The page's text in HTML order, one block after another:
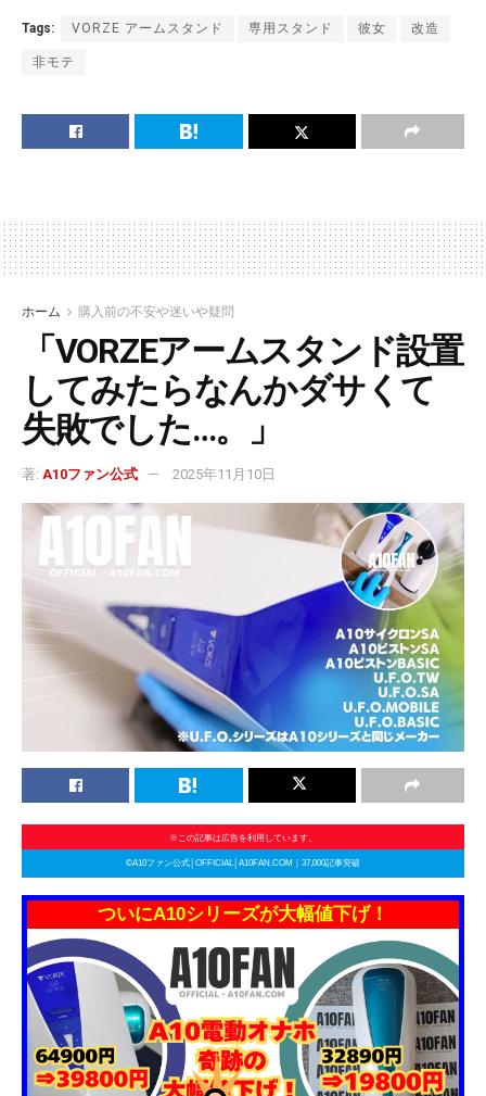
Tags: VORZE アームスタンド 専用スタンド 彼女 改造
非モテ
ホーム 購入前の不安や迷いや疑問
「VORZEアームスタンド設置
してみたらなんかダサくて
失敗でした…。」
著: A10ファン公式 2025年11月10日
※この記事は広告を利用しています。
©A10ファン公式│OFFICIAL│A10FAN.COM｜37,000記事突破
ついにA10シリーズが大幅値下げ！